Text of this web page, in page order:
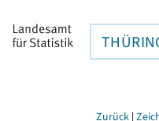
Zurück |